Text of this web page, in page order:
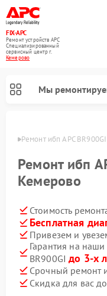
FIX-APC
Ремонт устройств APC
Специализированный
cервисный центр г.
Кемерово
Мы
Ремонт ибп APC
Ремонт ибп
Кемерово
Стоимость
Бесплатная
Привезем и
Гарантия на
BR900GIдо 3-х
Срочный ремонт
Скидка для вас до